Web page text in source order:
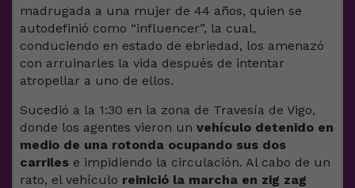
madrugada a una mujer de 44 años, quien se
autodefinió como “influencer”, la cual,
conduciendo en estado de ebriedad, los amenazó
con arruinarles la vida después de intentar
atropellar a uno de ellos.
Sucedió a la 1:30 en la zona de Travesía de Vigo,
donde los agentes vieron un vehículo detenido en
medio de una rotonda ocupando sus dos
carriles e impidiendo la circulación. Al cabo de un
rato, el vehículo reinició la marcha en zig zag